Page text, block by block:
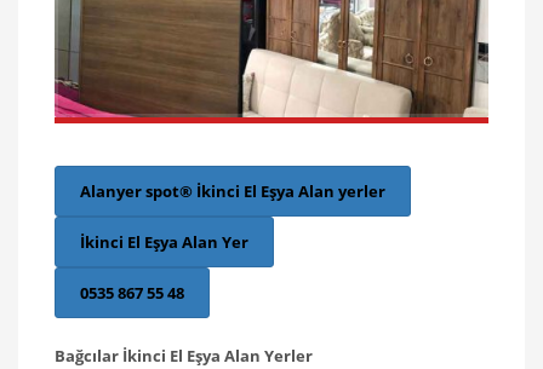
Alanyer spot® İkinci El Eşya Alan yerler
İkinci El Eşya Alan Yer
0535 867 55 48
Bağcılar İkinci El Eşya Alan Yerler